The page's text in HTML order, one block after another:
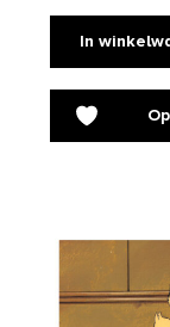
In
Op